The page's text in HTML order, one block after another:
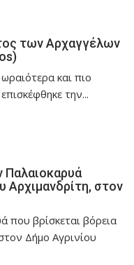
των Αρχαγγέλων
και πιο
την...
Παλαιοκαρυά
Αρχιμανδρίτη, στον
που βρίσκεται βόρεια
Δήμο Αγρινίου